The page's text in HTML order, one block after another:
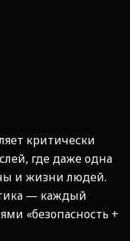
критически
где даже одна
и жизни людей.
— каждый
«безопасность +